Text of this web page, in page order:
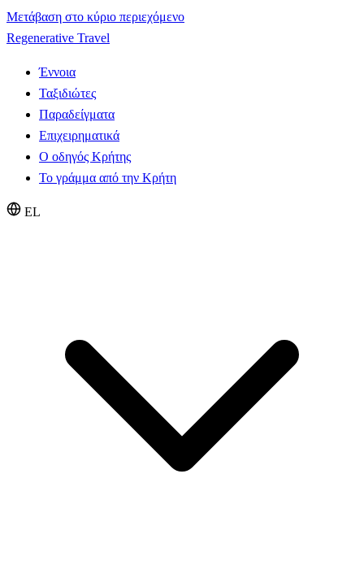
Μετάβαση στο κύριο περιεχόμενο
Regenerative Travel
Έννοια
Ταξιδιώτες
Παραδείγματα
Επιχειρηματικά
Ο οδηγός Κρήτης
Το γράμμα από την Κρήτη
EL